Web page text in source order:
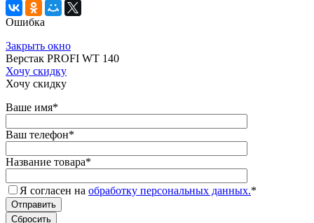
Ошибка
Закрыть окно
Верстак PROFI WT 140
Хочу скидку
Хочу скидку
Ваше имя*
Ваш телефон*
Название товара*
Я согласен на обработку персональных данных.*